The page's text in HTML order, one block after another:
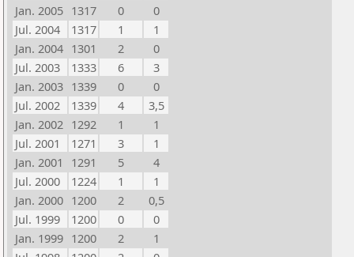
Jan. 2005 1317 0
0
Jul. 2004
1317 1
1
Jan. 2004 1301 2
0
Jul. 2003
1333 6
3
Jan. 2003 1339 0
0
Jul. 2002
1339 4
3,5
Jan. 2002 1292 1
1
Jul. 2001
1271 3
1
Jan. 2001
1291 5
4
Jul. 2000
1224 1
1
Jan. 2000 1200 2
0,5
Jul. 1999
1200 0
0
Jan. 1999 1200 2
1